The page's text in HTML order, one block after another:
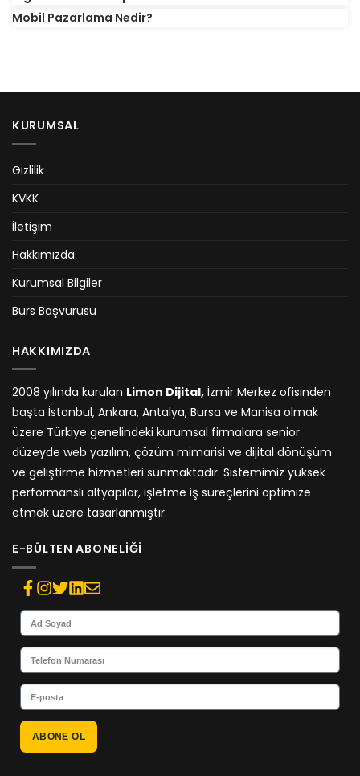
Mobil Pazarlama Nedir?
KURUMSAL
Gizlilik
KVKK
İletişim
Hakkımızda
Kurumsal Bilgiler
Burs Başvurusu
HAKKIMIZDA
2008 yılında kurulan Limon Dijital, İzmir Merkez ofisinden
başta İstanbul, Ankara, Antalya, Bursa ve Manisa olmak
üzere Türkiye genelindeki kurumsal firmalara senior
düzeyde web yazılım, çözüm mimarisi ve dijital dönüşüm
ve geliştirme hizmetleri sunmaktadır. Sistemimiz yüksek
performanslı altyapılar, işletme iş süreçlerini optimize
etmek üzere tasarlanmıştır.
E-BÜLTEN ABONELIĞI
ABONE OL